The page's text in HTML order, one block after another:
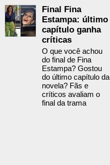
Final Fina
Estampa: último
capítulo ganha
críticas
O que você achou
do final de Fina
Estampa? Gostou
do último capítulo da
novela? Fãs e
críticos avaliam o
final da trama